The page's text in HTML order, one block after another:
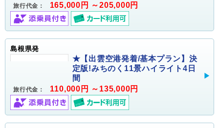
旅行代金： 165,000円 ～205,000円
島根県発
★【出雲空港発着/基本プラン】決
定版!みちのく11景ハイライト4日
間
旅行代金： 110,000円 ～135,000円